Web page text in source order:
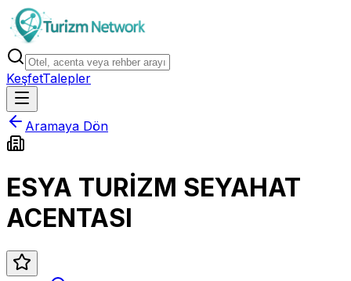
KeşfetTalepler
Aramaya Dön
ESYA TURİZM SEYAHAT
ACENTASI